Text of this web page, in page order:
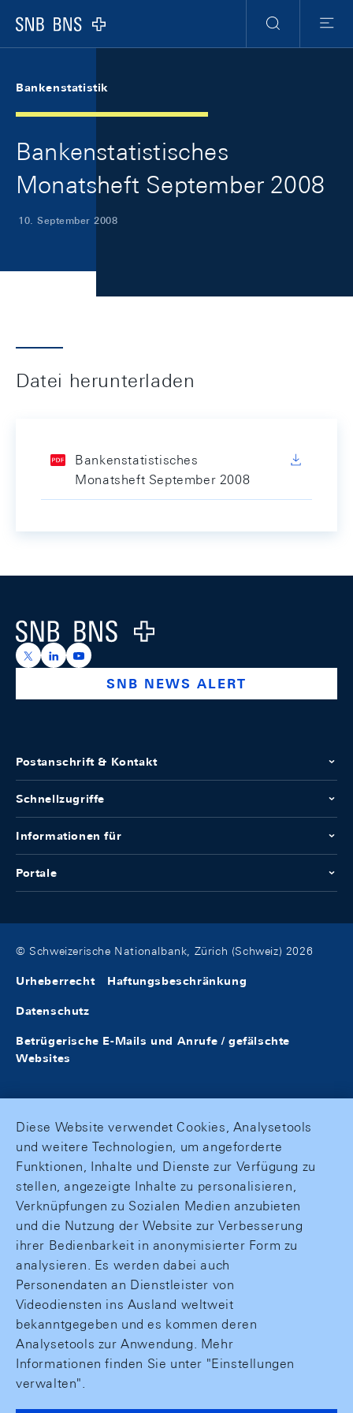
Logo
Suche
Menu
Bankenstatistik
Bankenstatistisches
Monatsheft September 2008
10. September 2008
Datei herunterladen
Bankenstatistisches
Monatsheft September 2008
Logo
https://x.com/snb_bns
https://ch.linkedin.com/company/swiss-national-
https://www.youtube.com/@swissnationalbank
SNB NEWS ALERT
Postanschrift & Kontakt
Schnellzugriffe
Informationen für
Portale
© Schweizerische Nationalbank, Zürich (Schweiz) 2026
Urheberrecht Haftungsbeschränkung
Datenschutz
Betrügerische E-Mails und Anrufe / gefälschte
Websites
Diese Website verwendet Cookies, Analysetools
und weitere Technologien, um angeforderte
Funktionen, Inhalte und Dienste zur Verfügung zu
stellen, angezeigte Inhalte zu personalisieren,
Verknüpfungen zu Sozialen Medien anzubieten
und die Nutzung der Website zur Verbesserung
ihrer Bedienbarkeit in anonymisierter Form zu
analysieren. Es werden dabei auch
Personendaten an Dienstleister von
Videodiensten ins Ausland weltweit
bekanntgegeben und es kommen deren
Analysetools zur Anwendung. Mehr
Informationen finden Sie unter "Einstellungen
verwalten".